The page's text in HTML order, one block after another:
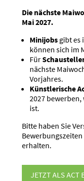
Die nächste
Mai 2027.
Minijobs gibt es
können sich im
Für
nächste
Vorjahres.
Künst­le­rische
2027
ist.
Bitte haben Sie
erhalten.
JETZT ALS ACT